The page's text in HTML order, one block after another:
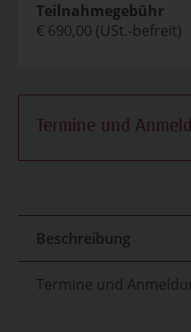
Teilnahmegebühr
€ 690,00 (USt.-befreit)
Termine und
Beschreibung
Termine und